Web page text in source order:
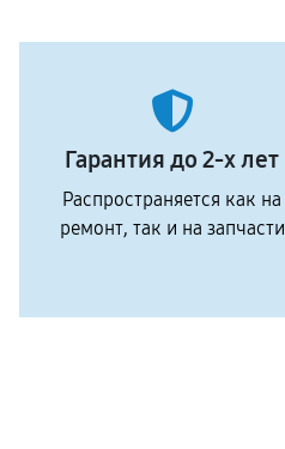
Гарантия до 2-х лет
Распространяется как на
ремонт, так и на запчасти